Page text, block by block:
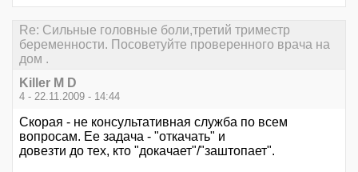
Re: Сильные головные боли,третий триместр
беременности. Посоветуйте проверенного врача на
дом .
Killer M D
4 - 22.11.2009 - 14:44
Скорая - не консультативная служба по всем
вопросам. Ее задача - "откачать" и
довезти до тех, кто "докачает"/"заштопает".